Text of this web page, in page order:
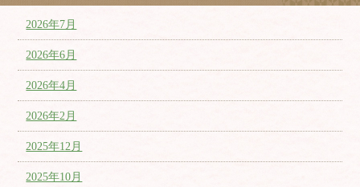
2026年7月
2026年6月
2026年4月
2026年2月
2025年12月
2025年10月